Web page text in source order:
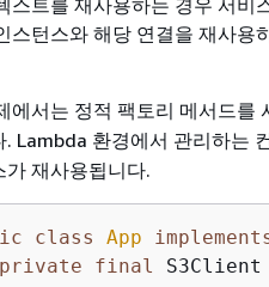
스트를 재사용하는 경우 서비
스턴스와 해당 연결을 재사용
에서는 정적 팩토리 메서드를
. Lambda 환경에서 관리하는
가 재사용됩니다.
class App
private
final